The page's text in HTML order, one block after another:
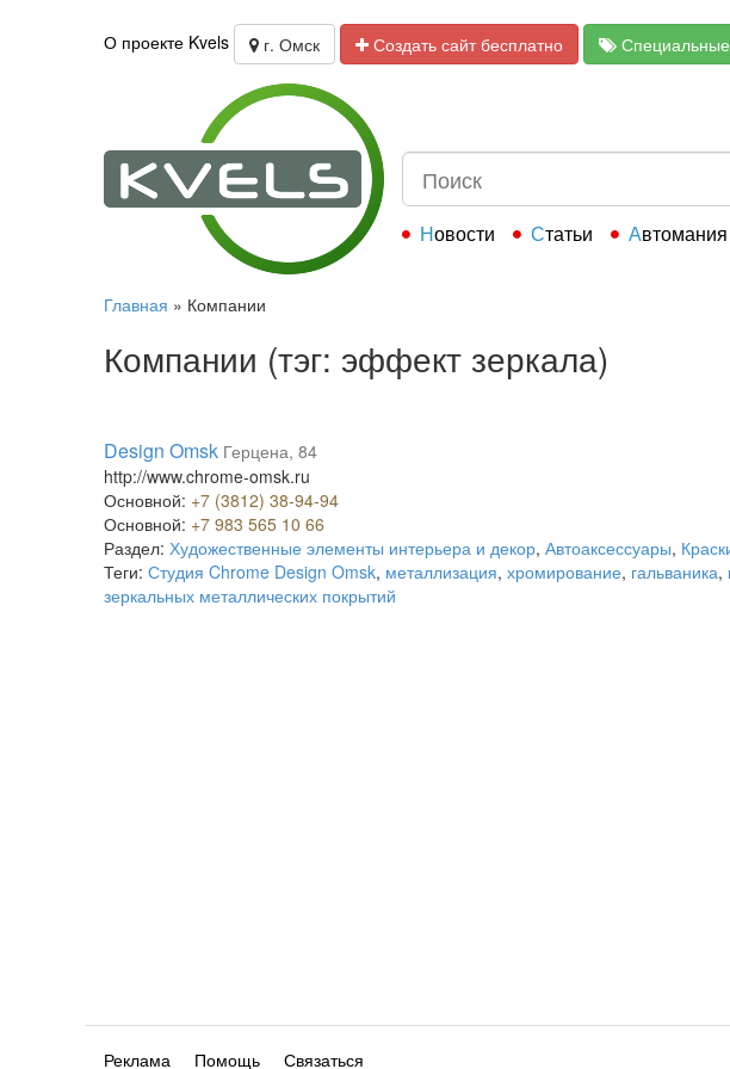
О проекте Kvels г. Омск Создать сайт бесплатно
Новости Статьи Автомания
Главная » Компании
Компании (тэг: эффект зеркала)
Design Omsk Герцена, 84
http://www.chrome-omsk.ru
Основной: +7 (3812) 38-94-94
Основной: +7 983 565 10 66
Раздел: Художественные элементы интерьера и декор, Автоаксессуары,
Теги: Студия Chrome Design Omsk, металлизация, хромирование, гальваника,
зеркальных металлических покрытий
Реклама Помощь Связаться